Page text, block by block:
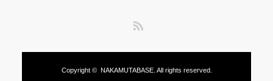
Copyright © NAKAMUTABASE. All rights reserved.